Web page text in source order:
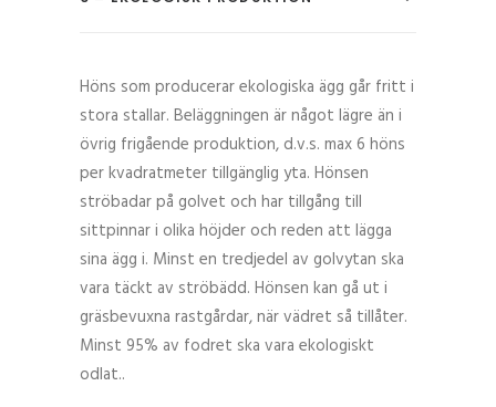
Höns som producerar ekologiska ägg går fritt i
stora stallar. Beläggningen är något lägre än i
övrig frigående produktion, d.v.s. max 6 höns
per kvadratmeter tillgänglig yta. Hönsen
ströbadar på golvet och har tillgång till
sittpinnar i olika höjder och reden att lägga
sina ägg i. Minst en tredjedel av golvytan ska
vara täckt av ströbädd. Hönsen kan gå ut i
gräsbevuxna rastgårdar, när vädret så tillåter.
Minst 95% av fodret ska vara ekologiskt
odlat..